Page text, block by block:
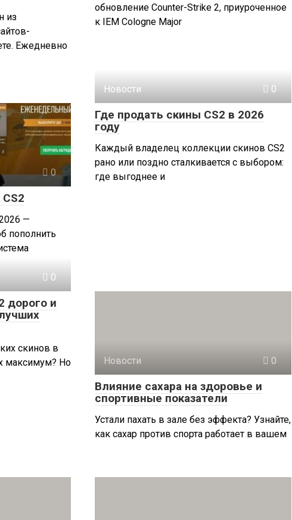
из
Ежедневно
обновление Counter-Strike 2, приуроченное
к IEM Cologne Major
0
—
пополнить
Новости 0
Где продать скины CS2 в 2026
году
Каждый владелец коллекции скинов CS2
рано или поздно сталкивается с выбором:
где выгоднее и
0
дорого и
скинов в
максимум? Но
Новости 0
Влияние сахара на здоровье и
спортивные показатели
Устали пахать в зале без эффекта? Узнайте,
как сахар против спорта работает в вашем